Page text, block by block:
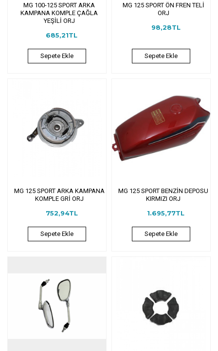
MG 100-125 SPORT ARKA
KAMPANA KOMPLE ÇAĞLA
YEŞİLİ ORJ
685,21TL
Sepete Ekle
MG 125 SPORT ÖN FREN TELİ
ORJ
98,28TL
Sepete Ekle
MG 125 SPORT ARKA KAMPANA
KOMPLE GRİ ORJ
752,94TL
Sepete Ekle
MG 125 SPORT BENZİN DEPOSU
KIRMIZI ORJ
1.695,77TL
Sepete Ekle